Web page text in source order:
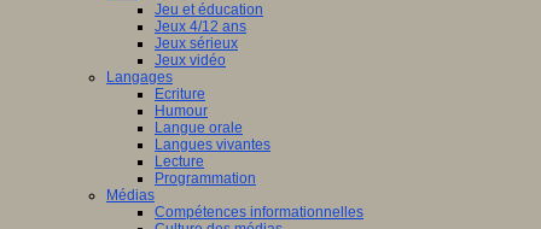
Jeu et éducation
Jeux 4/12 ans
Jeux sérieux
Jeux vidéo
Langages
Ecriture
Humour
Langue orale
Langues vivantes
Lecture
Programmation
Médias
Compétences informationnelles